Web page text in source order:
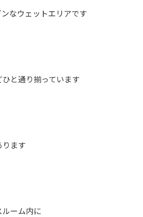
なウェットエリアです
と通り揃っています
ます
ーム内に